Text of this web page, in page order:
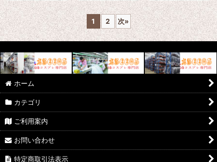
1 2 次»
ホーム
カテゴリ
ご利用案内
お問い合わせ
特定商取引法表示